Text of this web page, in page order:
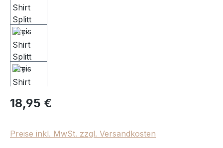
Regulärer Preis:
18,95 €
Preise inkl. MwSt. zzgl. Versandkosten